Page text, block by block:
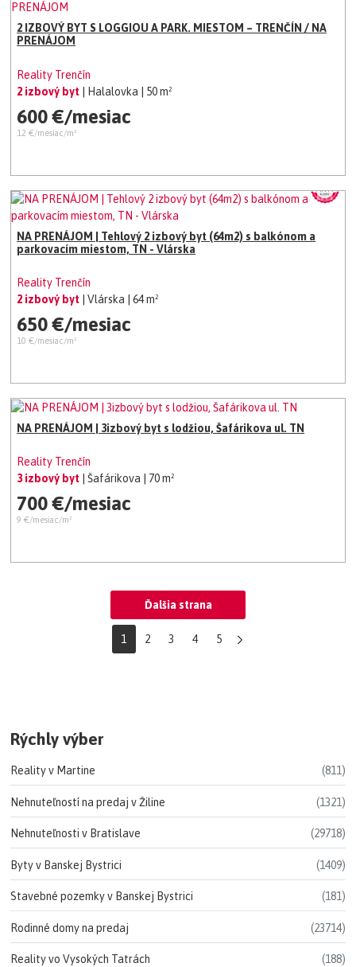
2 IZBOVÝ BYT S LOGGIOU A PARK. MIESTOM – TRENČÍN / NA
PRENÁJOM
Reality Trenčín
2 izbový byt
| Halalovka | 50 m²
600 €/mesiac
12 €/mesiac/m²
NA PRENÁJOM | Tehlový 2 izbový byt (64m2) s balkónom a
parkovacím miestom, TN - Vlárska
Reality Trenčín
2 izbový byt
| Vlárska | 64 m²
650 €/mesiac
10 €/mesiac/m²
NA PRENÁJOM | 3izbový byt s lodžiou, Šafárikova ul. TN
Reality Trenčín
3 izbový byt
| Šafárikova | 70 m²
700 €/mesiac
9 €/mesiac/m²
Ďalšia strana
1 2 3 4 5
Rýchly výber
Reality v Martine (811)
Nehnuteľností na predaj v Žiline (1321)
Nehnuteľnosti v Bratislave (29718)
Byty v Banskej Bystrici (1409)
Stavebné pozemky v Banskej Bystrici (181)
Rodinné domy na predaj (23714)
Reality vo Vysokých Tatrách (188)